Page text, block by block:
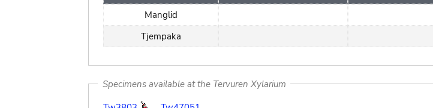
Manglid
Tjempaka
Specimens available at the Tervuren Xylarium